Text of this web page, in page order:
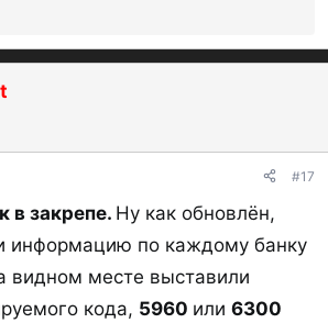
#17
в закрепе. Ну как обновлён,
информацию по каждому банку
видном месте выставили
кода, 5960 или 6300